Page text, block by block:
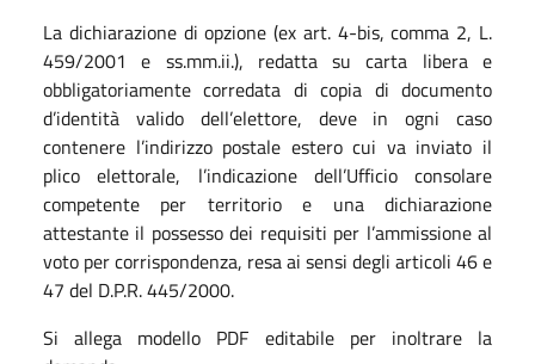
La dichiarazione di opzione (ex art. 4-bis, comma 2, L.
459/2001 e ss.mm.ii.), redatta su carta libera e
obbligatoriamente corredata di copia di documento
d’identità valido dell’elettore, deve in ogni caso
contenere l’indirizzo postale estero cui va inviato il
plico elettorale, l’indicazione dell’Ufficio consolare
competente per territorio e una dichiarazione
attestante il possesso dei requisiti per l’ammissione al
voto per corrispondenza, resa ai sensi degli articoli 46 e
47 del D.P.R. 445/2000.
Si allega modello PDF editabile per inoltrare la